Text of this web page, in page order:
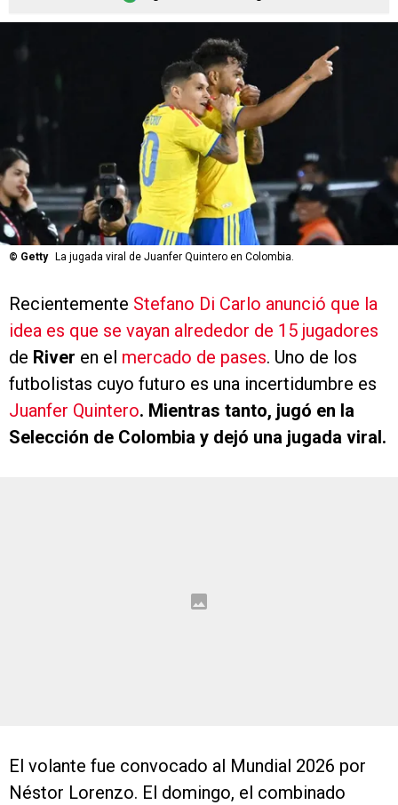
© Getty La jugada viral de Juanfer Quintero en Colombia.
Recientemente Stefano Di Carlo anunció que la
idea es que se vayan alrededor de 15 jugadores
de River en el mercado de pases. Uno de los
futbolistas cuyo futuro es una incertidumbre es
Juanfer Quintero. Mientras tanto, jugó en la
Selección de Colombia y dejó una jugada viral.
El volante fue convocado al Mundial 2026 por
Néstor Lorenzo. El domingo, el combinado